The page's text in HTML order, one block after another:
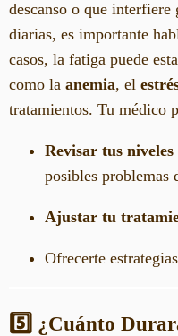
descanso o que interfiere
diarias, es importante
casos, la fatiga puede
como la anemia, el
tratamientos. Tu médico
Revisar tus
posibles problemas
Ajustar tu
Ofrecerte
5️⃣ ¿Cuánto